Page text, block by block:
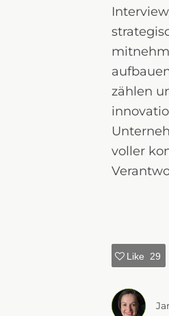
zählen
voller
Like 29